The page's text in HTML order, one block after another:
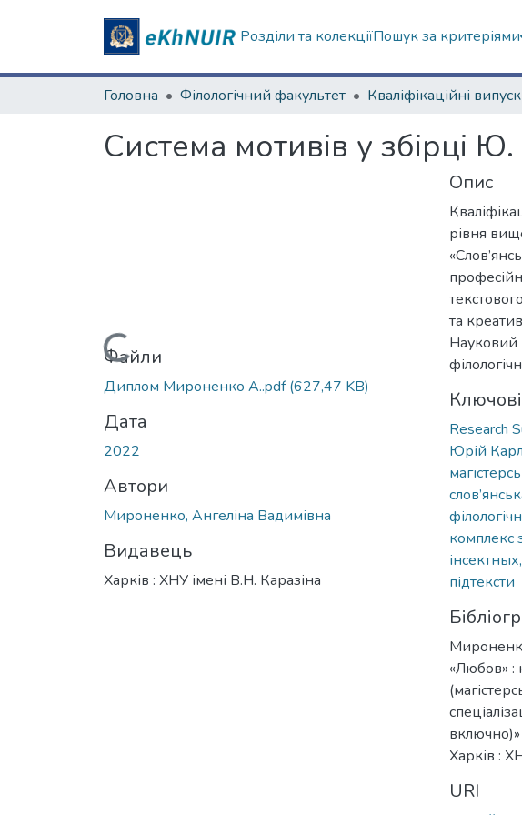
Розділи та колекціїПошук за критеріями
Головна Філологічний факультет
Система мотивів у збірці
Вантажиться...
Файли
Диплом Мироненко А..pdf(627,47 KB)
Дата
2022
Автори
Мироненко, Ангеліна Вадимівна
Видавець
Харків : ХНУ імені В.Н. Каразіна
Опис
рівня
та
Науковий
Research
Юрій
комплекс
підтексти
«Любов» :
Харків :
URI